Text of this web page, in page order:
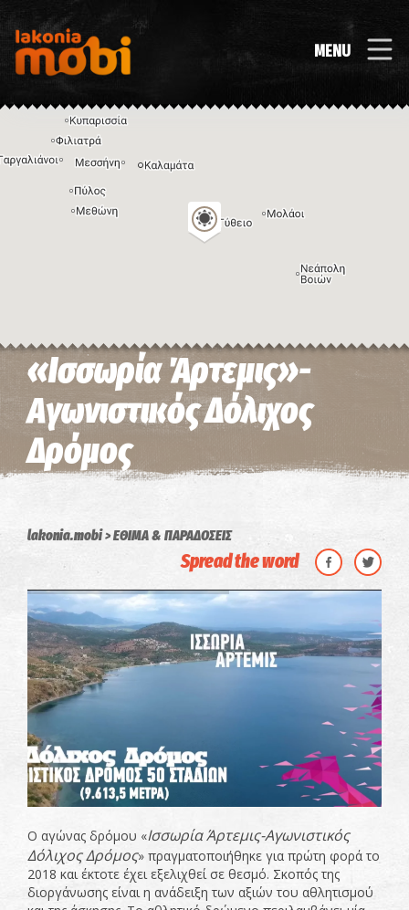
MENU
Η εικόνα ενδέχεται να υπόκειται σε πνευματικά δικαιώματα
«Ισσωρία Άρτεμις»-
Αγωνιστικός Δόλιχος
Δρόμος
lakonia.mobi ΕΘΙΜΑ & ΠΑΡΑΔΟΣΕΙΣ
Spread the word
Ο αγώνας δρόμου «Ισσωρία Άρτεμις-Αγωνιστικός
Δόλιχος Δρόμος» πραγματοποιήθηκε για πρώτη φορά το
2018 και έκτοτε έχει εξελιχθεί σε θεσμό. Σκοπός της
διοργάνωσης είναι η ανάδειξη των αξιών του αθλητισμού